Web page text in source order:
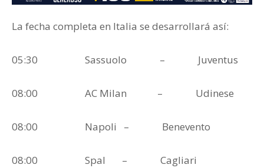
La fecha completa en Italia se desarrollará así:
05:30 Sassuolo – Juventus
08:00 AC Milan – Udinese
08:00 Napoli – Benevento
08:00 Spal – Cagliari